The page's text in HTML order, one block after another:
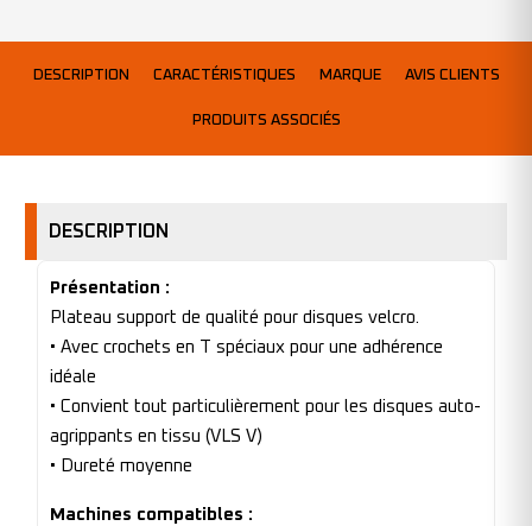
DESCRIPTION CARACTÉRISTIQUES MARQUE AVIS CLIENTS
PRODUITS ASSOCIÉS
DESCRIPTION
Présentation :
Plateau support de qualité pour disques velcro.
• Avec crochets en T spéciaux pour une adhérence
idéale
• Convient tout particulièrement pour les disques auto-
agrippants en tissu (VLS V)
• Dureté moyenne
Machines compatibles :